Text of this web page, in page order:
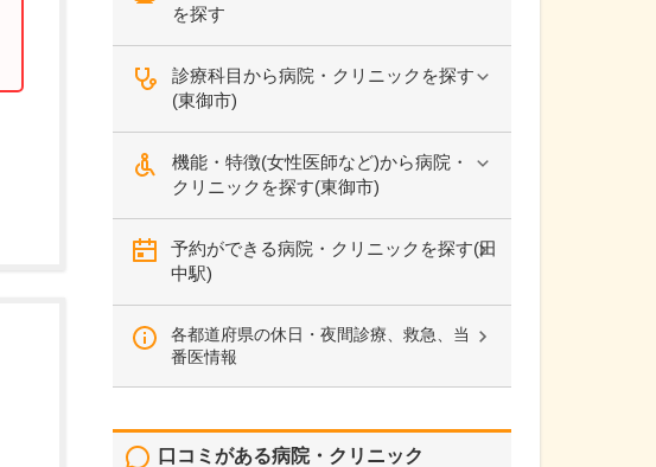
を探す
診療科目から病院・クリニックを探す
(東御市)
機能・特徴(女性医師など)から病院・
クリニックを探す(東御市)
予約ができる病院・クリニックを探す(田
中駅)
各都道府県の休日・夜間診療、救急、当
番医情報
口コミがある病院・クリニック